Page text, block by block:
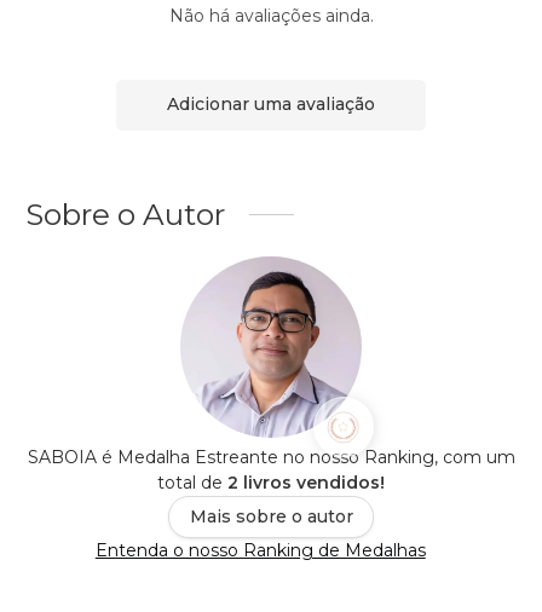
Não há avaliações ainda.
Adicionar uma avaliação
Sobre o Autor
SABOIA é Medalha Estreante no nosso Ranking, com um
total de 2 livros vendidos!
Mais sobre o autor
Entenda o nosso Ranking de Medalhas